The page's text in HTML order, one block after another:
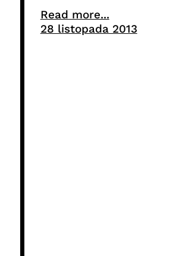
Read more...
28 listopada 2013